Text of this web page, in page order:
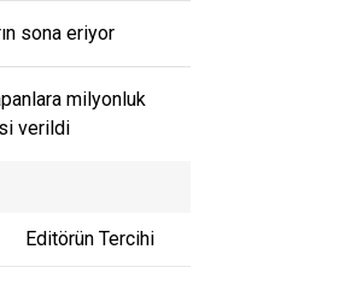
sona eriyor
milyonluk
verildi
Editörün Tercihi